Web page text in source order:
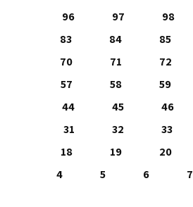
98
97
96
85
84
83
72
71
70
59
58
57
46
45
44
33
32
31
20
19
18
7
6
5
4